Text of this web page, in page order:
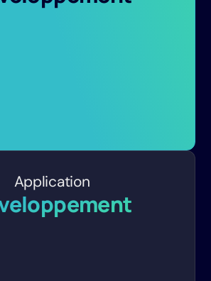
Application